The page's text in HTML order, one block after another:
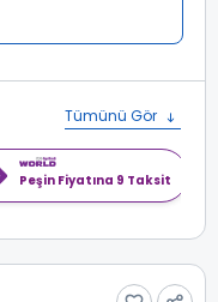
Tümünü Gör
Peşin Fiyatına 9 Taksit